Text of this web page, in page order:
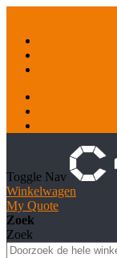
Toggle Nav
Winkelwagen
My Quote
Zoek
Zoek